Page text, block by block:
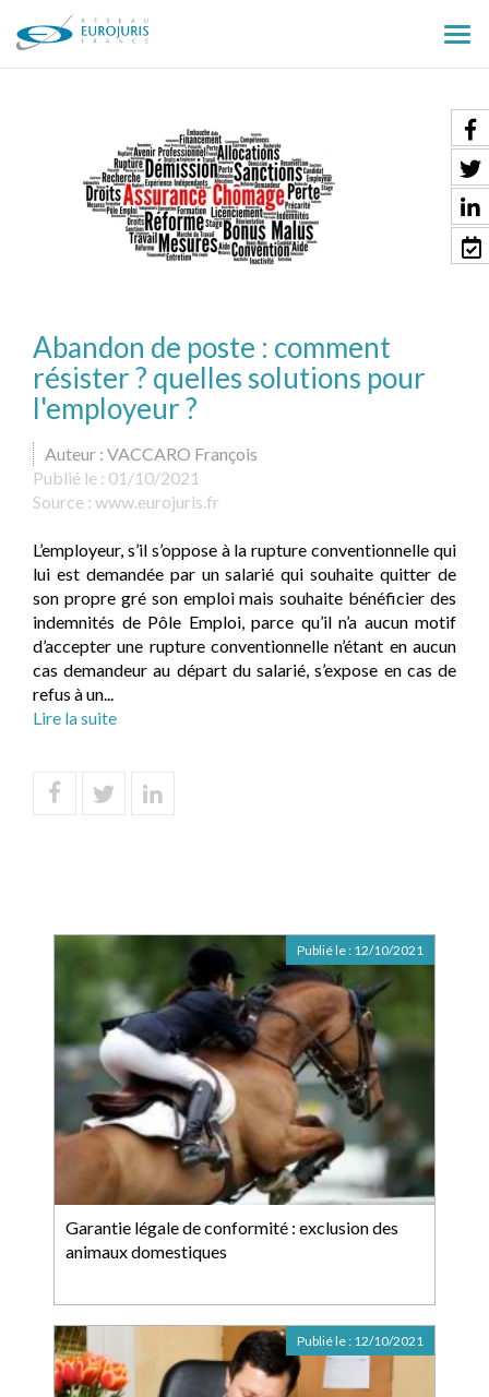
le
Abandon de poste : comment
résister ? quelles solutions pour
l'employeur ?
Auteur : VACCARO François
Publié le : 01/10/2021
Source : www.eurojuris.fr
L’employeur, s’il s’oppose à la rupture conventionnelle qui
lui est demandée par un salarié qui souhaite quitter de
son propre gré son emploi mais souhaite bénéficier des
indemnités de Pôle Emploi, parce qu’il n’a aucun motif
d’accepter une rupture conventionnelle n’étant en aucun
cas demandeur au départ du salarié, s’expose en cas de
refus à un...
Lire la suite
Garantie légale de conformité : exclusion des
animaux domestiques
Publié le : 12/10/2021
Publié le : 12/10/2021